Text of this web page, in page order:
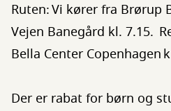
Ruten: Vi kører fra Brørup
Vejen Banegård kl. 7.15.
Bella Center Copenhagen
Der er rabat for børn og